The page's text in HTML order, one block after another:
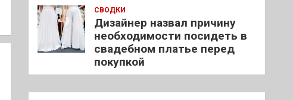
СВОДКИ
Дизайнер назвал причину
необходимости посидеть в
свадебном платье перед
покупкой